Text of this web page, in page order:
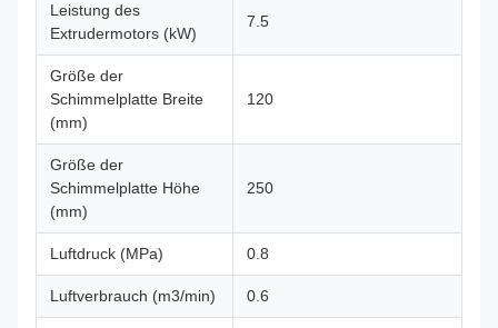
Leistung des
Extrudermotors (kW)
7.5
Größe der
Schimmelplatte Breite
(mm)
120
Größe der
Schimmelplatte Höhe
(mm)
250
Luftdruck (MPa) 0.8
Luftverbrauch (m3/min) 0.6